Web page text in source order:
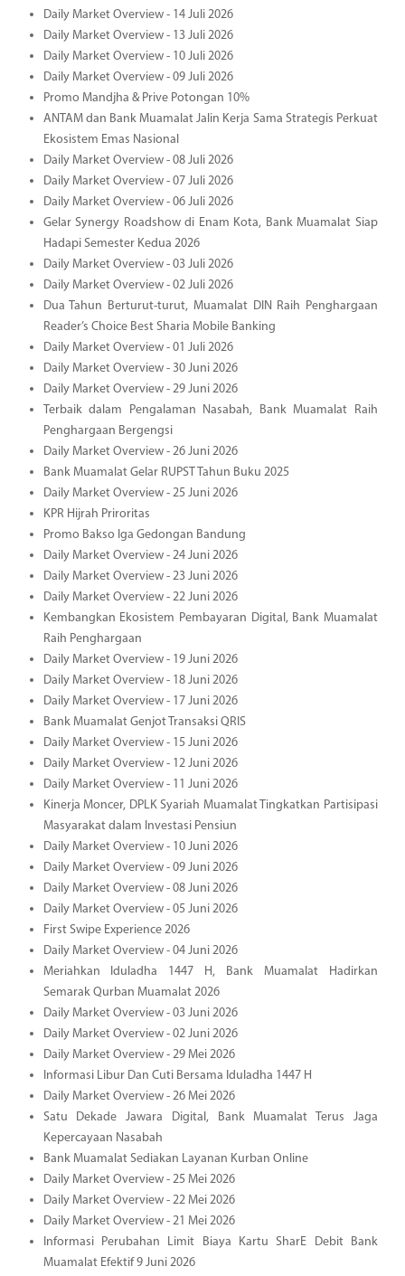
Daily Market Overview - 14 Juli 2026
Daily Market Overview - 13 Juli 2026
Daily Market Overview - 10 Juli 2026
Daily Market Overview - 09 Juli 2026
Promo Mandjha & Prive Potongan 10%
ANTAM dan Bank Muamalat Jalin Kerja Sama Strategis Perkuat
Ekosistem Emas Nasional
Daily Market Overview - 08 Juli 2026
Daily Market Overview - 07 Juli 2026
Daily Market Overview - 06 Juli 2026
Gelar Synergy Roadshow di Enam Kota, Bank Muamalat Siap
Hadapi Semester Kedua 2026
Daily Market Overview - 03 Juli 2026
Daily Market Overview - 02 Juli 2026
Dua Tahun Berturut-turut, Muamalat DIN Raih Penghargaan
Reader’s Choice Best Sharia Mobile Banking
Daily Market Overview - 01 Juli 2026
Daily Market Overview - 30 Juni 2026
Daily Market Overview - 29 Juni 2026
Terbaik dalam Pengalaman Nasabah, Bank Muamalat Raih
Penghargaan Bergengsi
Daily Market Overview - 26 Juni 2026
Bank Muamalat Gelar RUPST Tahun Buku 2025
Daily Market Overview - 25 Juni 2026
KPR Hijrah Priroritas
Promo Bakso Iga Gedongan Bandung
Daily Market Overview - 24 Juni 2026
Daily Market Overview - 23 Juni 2026
Daily Market Overview - 22 Juni 2026
Kembangkan Ekosistem Pembayaran Digital, Bank Muamalat
Raih Penghargaan
Daily Market Overview - 19 Juni 2026
Daily Market Overview - 18 Juni 2026
Daily Market Overview - 17 Juni 2026
Bank Muamalat Genjot Transaksi QRIS
Daily Market Overview - 15 Juni 2026
Daily Market Overview - 12 Juni 2026
Daily Market Overview - 11 Juni 2026
Kinerja Moncer, DPLK Syariah Muamalat Tingkatkan Partisipasi
Masyarakat dalam Investasi Pensiun
Daily Market Overview - 10 Juni 2026
Daily Market Overview - 09 Juni 2026
Daily Market Overview - 08 Juni 2026
Daily Market Overview - 05 Juni 2026
First Swipe Experience 2026
Daily Market Overview - 04 Juni 2026
Meriahkan Iduladha 1447 H, Bank Muamalat Hadirkan
Semarak Qurban Muamalat 2026
Daily Market Overview - 03 Juni 2026
Daily Market Overview - 02 Juni 2026
Daily Market Overview - 29 Mei 2026
Informasi Libur Dan Cuti Bersama Iduladha 1447 H
Daily Market Overview - 26 Mei 2026
Satu Dekade Jawara Digital, Bank Muamalat Terus Jaga
Kepercayaan Nasabah
Bank Muamalat Sediakan Layanan Kurban Online
Daily Market Overview - 25 Mei 2026
Daily Market Overview - 22 Mei 2026
Daily Market Overview - 21 Mei 2026
Informasi Perubahan Limit Biaya Kartu SharE Debit Bank
Muamalat Efektif 9 Juni 2026